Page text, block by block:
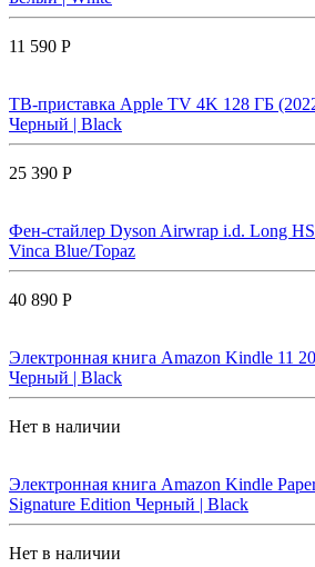
11 590 Р
ТВ-приставка Apple TV 4K 128 ГБ
Черный | Black
25 390 Р
Фен-стайлер Dyson Airwrap i.d. Long
Vinca Blue/Topaz
40 890 Р
Электронная книга Amazon Kindle 11
Черный | Black
Нет в наличии
Электронная книга Amazon Kindle
Signature Edition Черный | Black
Нет в наличии